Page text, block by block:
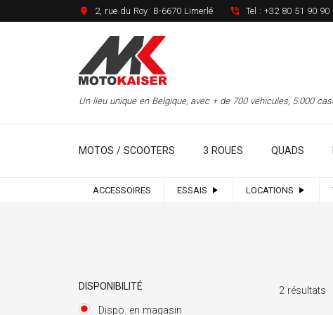
2, rue du Roy B-6670 Limerlé Tel : +32 80 51 90 90
Un lieu unique en Belgique, avec + de 700 véhicules, 5.000
MOTOS / SCOOTERS 3 ROUES QUADS
ACCESSOIRES ESSAIS LOCATIONS
DISPONIBILITÉ
Dispo. en magasin
2 résultats